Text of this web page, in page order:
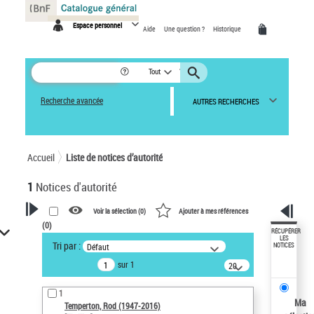
Espace personnel Aide Une question ? Historique
Tout
Recherche avancée AUTRES RECHERCHES
Accueil Liste de notices d’autorité
1 Notices d'autorité
VOTRE RECHERCHE
Recherche avancée dans les
notices d’autorité
Œuvres liées à l'auteur :
Temperton, Rod (1947-2016)
Voir la sélection (0) Ajouter à mes références
(0)
Tri par : Défaut
sur 1
20
résultats/page
1
Temperton, Rod (1947-2016)
RÉCUPÉRER
LES
NOTICES
Ma
Panneau de gestion des cookies